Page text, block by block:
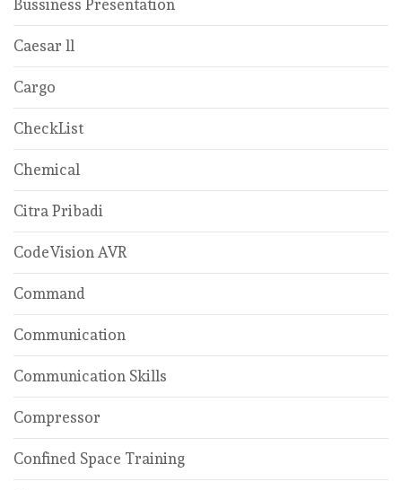
Bussiness Presentation
Caesar ll
Cargo
CheckList
Chemical
Citra Pribadi
CodeVision AVR
Command
Communication
Communication Skills
Compressor
Confined Space Training